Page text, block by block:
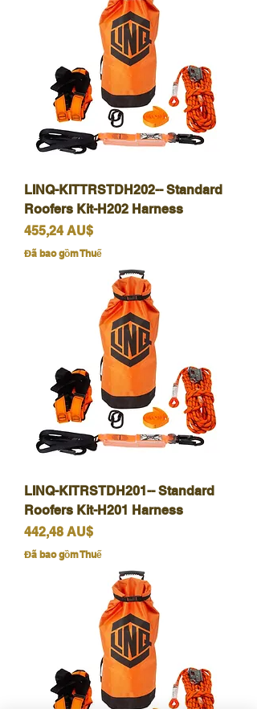
LINQ-KITTRSTDH202-- Standard
Roofers Kit-H202 Harness
Giá
455,24 AU$
Đã bao gồm Thuế
LINQ-KITRSTDH201-- Standard
Roofers Kit-H201 Harness
Giá
442,48 AU$
Đã bao gồm Thuế